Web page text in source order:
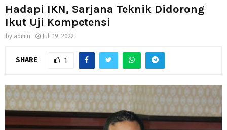
Hadapi IKN, Sarjana Teknik Didorong
Ikut Uji Kompetensi
by admin Juli 19, 2022
SHARE 1